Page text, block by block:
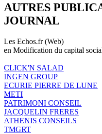
AUTRES
JOURNAL
Les Echos.fr (Web)
en Modification du capital
CLICK'N SALAD
INGEN GROUP
ECURIE PIERRE DE LUNE
METI
PATRIMONI CONSEIL
JACQUELIN FRERES
ATHENIS CONSEILS
TMGRT